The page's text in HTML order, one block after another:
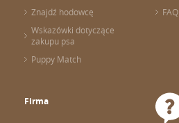
Znajdź hodowcę
Wskazówki dotyczące
zakupu psa
Puppy Match
Firma